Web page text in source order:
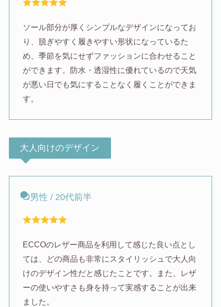
ソール部分が厚くシンプルなデザインになってお
り、脱ぎやすく履きやすい形状になっているた
め、季節を気にせずファッションに合わせること
ができます。防水・透湿性に優れているので天気
が悪い日でも気にすることなく履くことができま
す。
大人向けのデザイン
男性 / 20代前半
ECCOのレザー商品を利用して感じた良い点とし
ては、どの商品も非常にスタイリッシュで大人向
けのデザイン性だと感じたことです。また、レザ
ーの使いやすさも身を持って実感することが出来
ました。